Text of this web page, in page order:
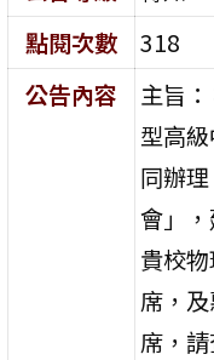
點閱次數
318
公告內容
主旨
型高
同辦
會」
貴校
席，
席，請